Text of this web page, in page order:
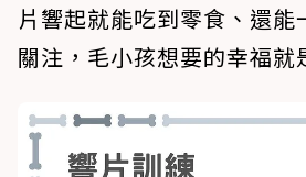
片響起就能吃到零食、還能
關注，毛小孩想要的幸福就